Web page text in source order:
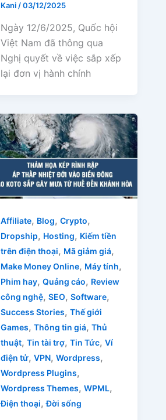
Kani /03/12/2025
Ngày 12/6/2025, Quốc hội
Việt Nam đã thông qua
Nghị quyết về việc sắp xếp
lại đơn vị hành chính
Affiliate, Blog,Crypto,
Dropship, Hosting, Kiếm tiền
trên điện thoại, Mã giảm giá,
Make Money Online, Máy tính,
Phim hay,Quảng cáo, Review
công nghệ,SEO,Software,
Success Stories,Thế giới
Games,Thông tin giá,Thủ
thuật,Tin tài trợ,Tin Tức,Ví
điện tử,VPN,Wordpress,
Wordpress Plugins,
Wordpress Themes,WPML,
Điện thoại,Đời sống